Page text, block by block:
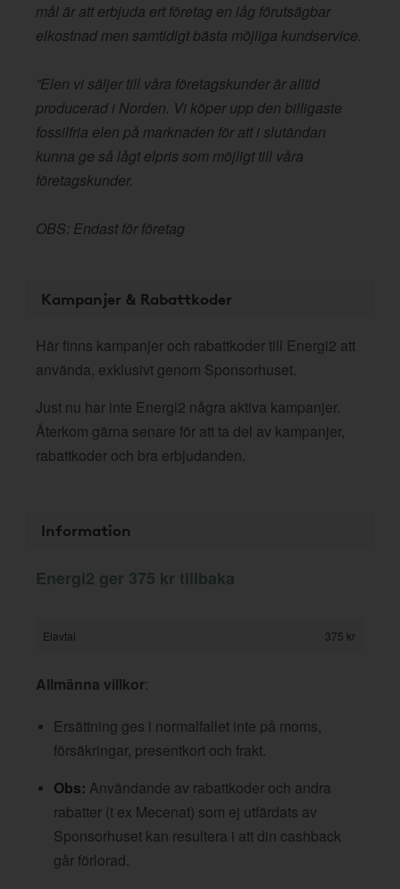
mål är att erbjuda ert företag en låg förutsägbar
elkostnad men samtidigt bästa möjliga kundservice.
”Elen vi säljer till våra företagskunder är alltid
producerad i Norden. Vi köper upp den billigaste
fossilfria elen på marknaden för att i slutändan
kunna ge så lågt elpris som möjligt till våra
företagskunder.
OBS: Endast för företag
Kampanjer & Rabattkoder
Här finns kampanjer och rabattkoder till Energi2 att
använda, exklusivt genom Sponsorhuset.
Just nu har inte Energi2 några aktiva kampanjer.
Återkom gärna senare för att ta del av kampanjer,
rabattkoder och bra erbjudanden.
Information
Energi2 ger 375 kr tillbaka
Elavtal 375 kr
Allmänna villkor:
Ersättning ges i normalfallet inte på moms,
försäkringar, presentkort och frakt.
Obs: Användande av rabattkoder och andra
rabatter (t ex Mecenat) som ej utfärdats av
Sponsorhuset kan resultera i att din cashback
går förlorad.